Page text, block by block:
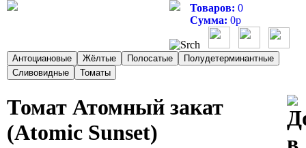
Товаров: 0
Сумма: 0р
Томат Атомный закат
(Atomic Sunset)